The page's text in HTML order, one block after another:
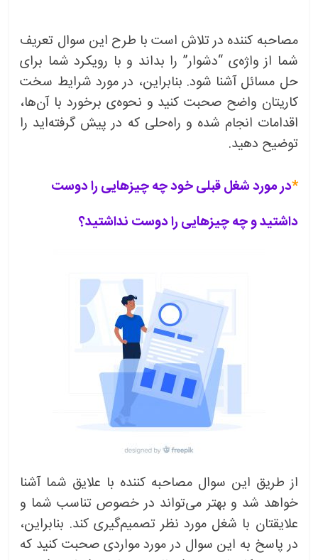
مصاحبه کننده در تلاش است با طرح این سوال تعریف
شما از واژه‌ی “دشوار” را بداند و با رویکرد شما برای
حل مسائل آشنا شود. بنابراین، در مورد شرایط سخت
کاریتان واضح صحبت کنید و نحوه‌ی برخورد با آن‌ها،
اقدامات انجام شده و راه‌حلی که در پیش گرفته‌اید را
توضیح دهید.
*در مورد شغل قبلی خود چه چیزهایی را دوست
داشتید و چه چیزهایی را دوست نداشتید؟
از طریق این سوال مصاحبه کننده با علایق شما آشنا
خواهد شد و بهتر می‌تواند در خصوص تناسب شما و
علایقتان با شغل مورد نظر تصمیم‌گیری کند. بنابراین،
در پاسخ به این سوال در مورد مواردی صحبت کنید که